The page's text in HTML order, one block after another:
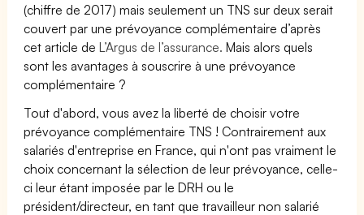
(chiffre de 2017) mais seulement un TNS sur deux serait
couvert par une prévoyance complémentaire d’après
cet article deL’Argus de l’assurance. Mais alors quels
sont les avantages à souscrire à une prévoyance
complémentaire ?
Tout d'abord, vous avez la liberté de choisir votre
prévoyance complémentaire TNS ! Contrairement aux
salariés d'entreprise en France, qui n'ont pas vraiment le
choix concernant la sélection de leur prévoyance, celle-
ci leur étant imposée par le DRH ou le
président/directeur, en tant que travailleur non salarié